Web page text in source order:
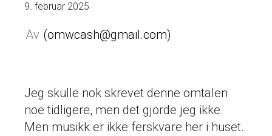
9. februar 2025
omwcash@gmail.com
Jeg skulle nok skrevet denne omtalen
noe tidligere, men det gjorde jeg ikke.
Men musikk er ikke ferskvare her i huset.